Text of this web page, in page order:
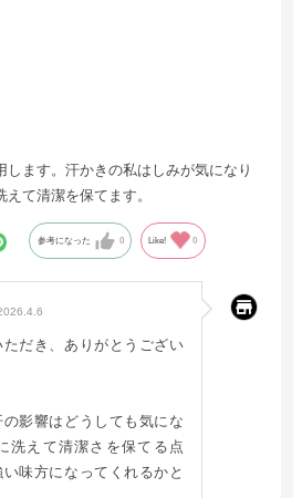
します。汗かきの私はしみが気になり
て清潔を保てます。
参考になった 0 Like! 0
だき、ありがとうござい
の影響はどうしても気にな
洗えて清潔さを保てる点
味方になってくれるかと